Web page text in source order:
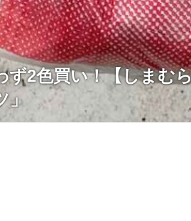
ず2色買い！【しまむ
」